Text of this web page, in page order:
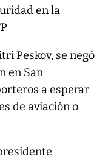
Peskov, se negó
en San
a esperar
de aviación o